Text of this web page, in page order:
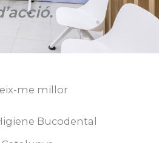
me millor
Bucodental